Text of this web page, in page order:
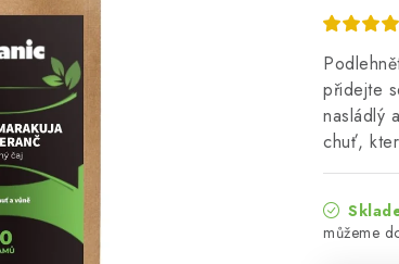
přidejte
nasládlý
chuť,